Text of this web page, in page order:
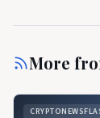
More